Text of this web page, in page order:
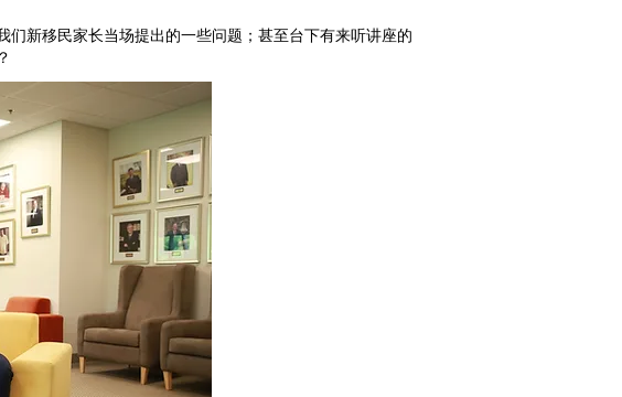
新移民家长当场提出的一些问题；甚至台下有来听讲座的